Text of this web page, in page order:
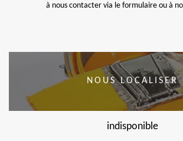
à nous contacter via le formulaire ou à
NOUS LOCALISER
indisponible